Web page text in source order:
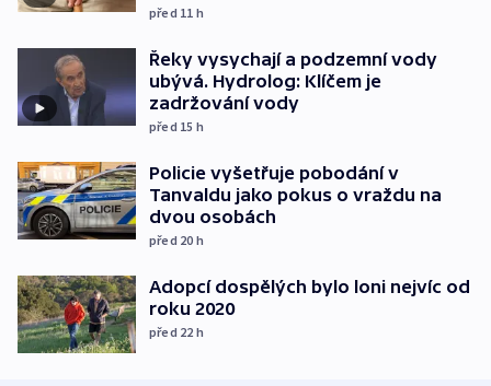
před 11 h
Řeky vysychají a podzemní vody
ubývá. Hydrolog: Klíčem je
zadržování vody
před 15 h
Policie vyšetřuje pobodání v
Tanvaldu jako pokus o vraždu na
dvou osobách
před 20 h
Adopcí dospělých bylo loni nejvíc od
roku 2020
před 22 h